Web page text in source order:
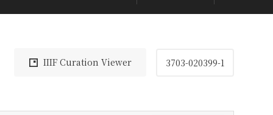
IIIF Curation Viewer 3703-020399-1